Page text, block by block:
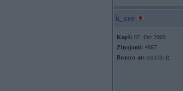
k_cee
Kopš: 07. Oct 2003
Ziņojumi: 4867
Braucu ar: smaidu ((: